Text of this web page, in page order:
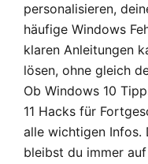
personalisieren,
häufige Windows
klaren Anleitungen
lösen, ohne gleich
Ob Windows 10
11 Hacks für
alle wichtigen Infos.
bleibst du immer